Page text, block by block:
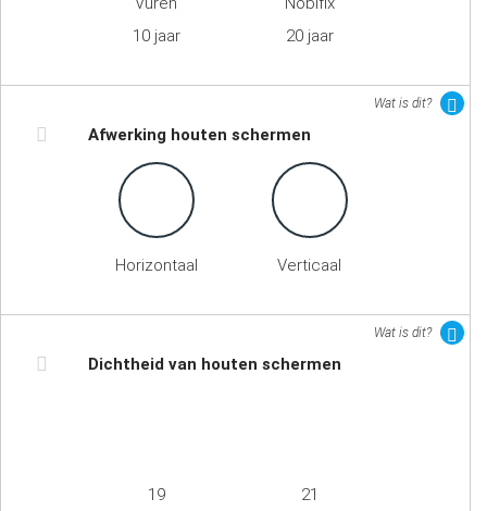
10 jaar
20 jaar
Wat is dit?
Afwerking houten schermen
Horizontaal Verticaal
Wat is dit?
Dichtheid van houten schermen
19 21